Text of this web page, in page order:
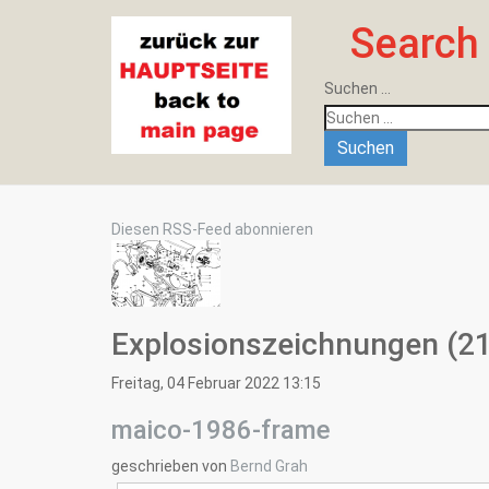
Search
Suchen ...
Suchen
Diesen RSS-Feed abonnieren
Explosionszeichnungen
Freitag, 04 Februar 2022 13:15
maico-1986-frame
geschrieben von Bernd Grah